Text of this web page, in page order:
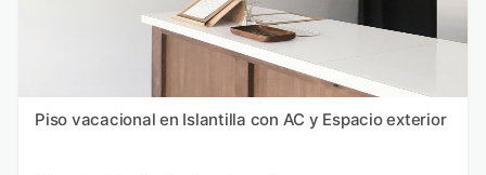
Piso vacacional en Islantilla con AC y Espacio exterior